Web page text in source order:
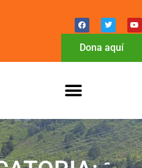
Dona aquí